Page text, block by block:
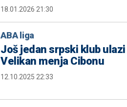
18.01.2026 21:30
ABA liga
Još jedan srpski klub ulazi
Velikan menja Cibonu
12.10.2025 22:33